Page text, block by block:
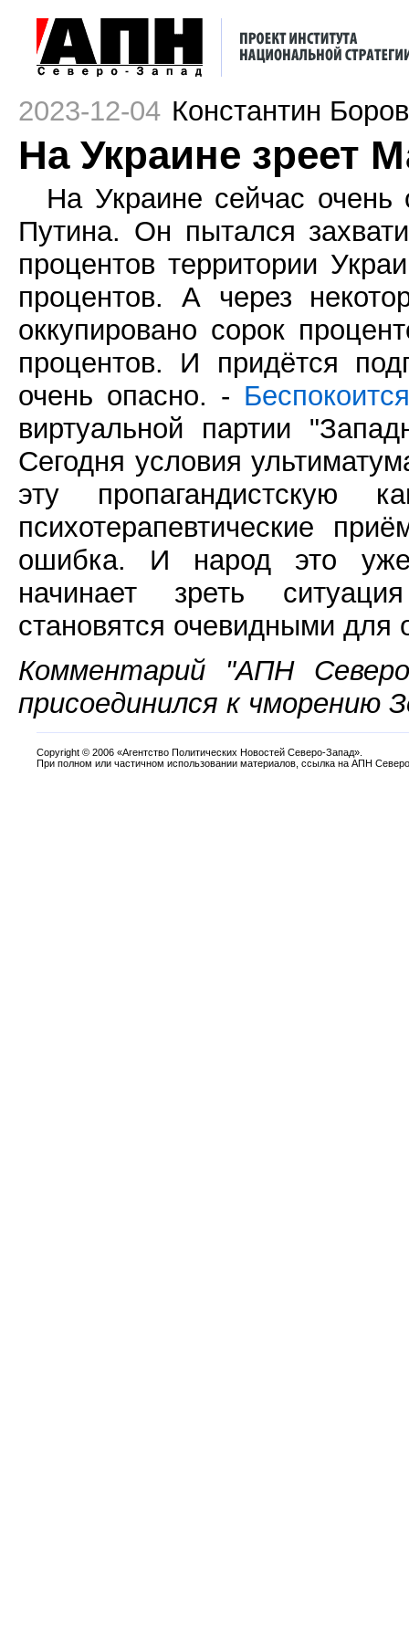
2023-12-04 Константин
На Украине зреет
На Украине сейчас
Путина. Он пытался
процентов территории
процентов. А через
оккупировано сорок
процентов. И придётся
очень опасно. - Беспокоится
виртуальной партии
Сегодня условия
эту
психотерапевтические
ошибка. И народ это уже
начинает зреть
становятся очевидными для
Комментарий "АПН
присоединился к чморению
Copyright © 2006 «Агентство Политических Новостей Северо-Запад».
При полном или частичном использовании материалов, ссылка на АПН